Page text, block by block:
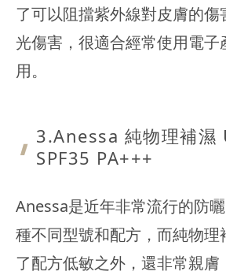
了可以阻擋紫外線對皮膚的傷
光傷害，很適合經常使用電子
用。
3.Anessa 純物理補濕
SPF35 PA+++
Anessa是近年非常流行的防
種不同型號和配方，而純物理
了配方低敏之外，還非常親膚